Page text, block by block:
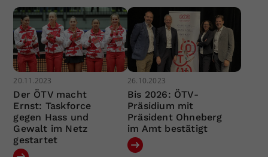
20.11.2023
Der ÖTV macht
Ernst: Taskforce
gegen Hass und
Gewalt im Netz
gestartet
26.10.2023
Bis 2026: ÖTV-
Präsidium mit
Präsident Ohneberg
im Amt bestätigt